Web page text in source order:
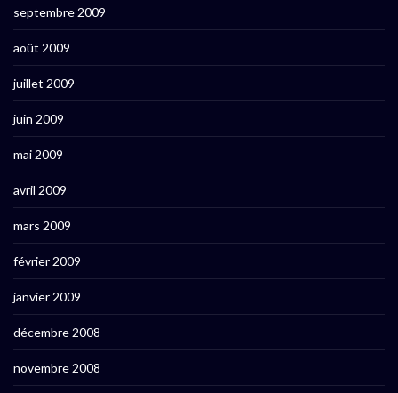
septembre 2009
août 2009
juillet 2009
juin 2009
mai 2009
avril 2009
mars 2009
février 2009
janvier 2009
décembre 2008
novembre 2008